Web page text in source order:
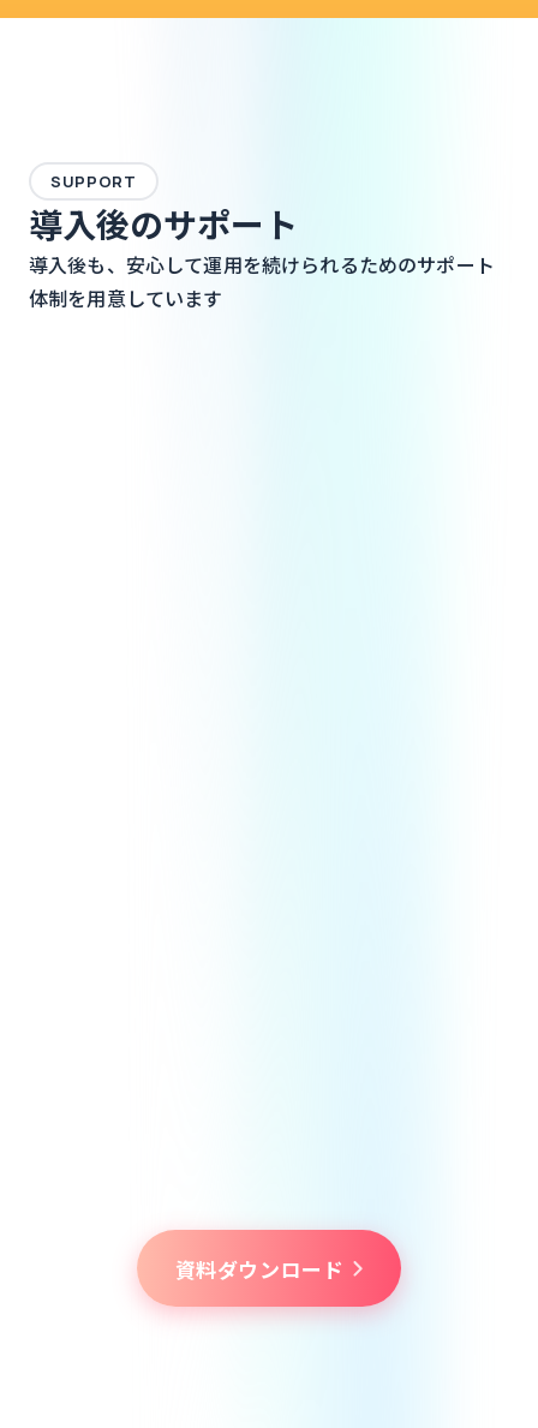
SUPPORT
導入後のサポート
導入後も、安心して運用を続けられるためのサポート
体制を用意しています
資料ダウンロード